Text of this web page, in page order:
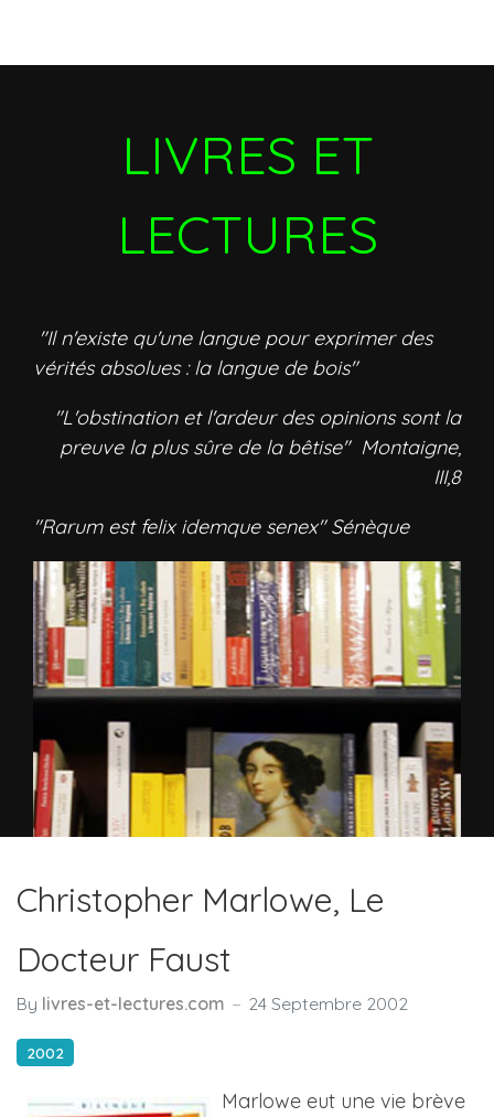
LIVRES ET
LECTURES
"Il n'existe qu'une langue pour exprimer des
vérités absolues : la langue de bois"
"L'obstination et l'ardeur des opinions sont la
preuve la plus sûre de la bêtise" Montaigne,
III,8
"Rarum est felix idemque senex" Sénèque
Christopher Marlowe, Le
Docteur Faust
By livres-et-lectures.com 24 Septembre 2002
2002
Marlowe eut une vie brève